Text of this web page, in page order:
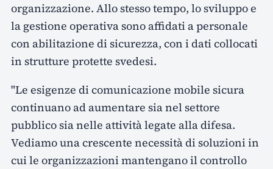
organizzazione. Allo stesso tempo, lo sviluppo e
la gestione operativa sono affidati a personale
con abilitazione di sicurezza, con i dati collocati
in strutture protette svedesi.
"Le esigenze di comunicazione mobile sicura
continuano ad aumentare sia nel settore
pubblico sia nelle attività legate alla difesa.
Vediamo una crescente necessità di soluzioni in
cui le organizzazioni mantengano il controllo